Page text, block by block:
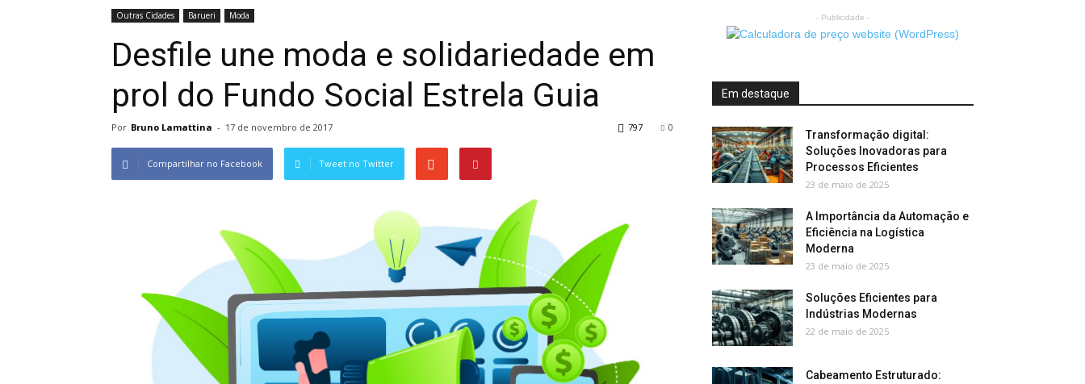
Outras Cidades Barueri Moda
Desfile une moda e solidariedade em
prol do Fundo Social Estrela Guia
Por Bruno Lamattina - 17 de novembro de 2017 0
797
Compartilhar no Facebook Tweet no Twitter
- Publicidade -
Em destaque
Transformação digital:
Soluções Inovadoras para
Processos Eficientes
23 de maio de 2025
A Importância da Automação e
Eficiência na Logística
Moderna
23 de maio de 2025
Soluções Eficientes para
Indústrias Modernas
22 de maio de 2025
Cabeamento Estruturado: